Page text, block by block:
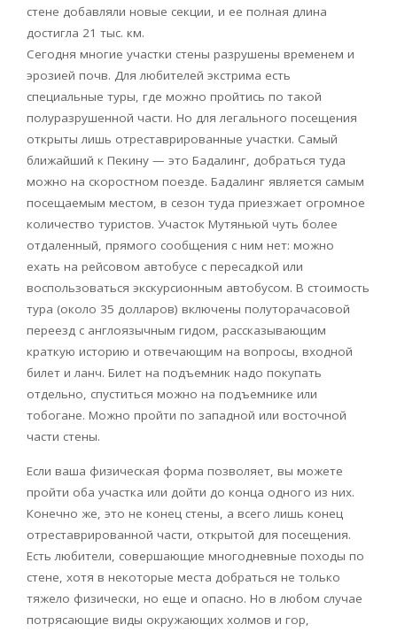
стене добавляли новые секции, и ее полная длина
достигла 21 тыс. км.
Сегодня многие участки стены разрушены временем и
эрозией почв. Для любителей экстрима есть
специальные туры, где можно пройтись по такой
полуразрушенной части. Но для легального посещения
открыты лишь отреставрированные участки. Самый
ближайший к Пекину — это Бадалинг, добраться туда
можно на скоростном поезде. Бадалинг является самым
посещаемым местом, в сезон туда приезжает огромное
количество туристов. Участок Мутяньюй чуть более
отдаленный, прямого сообщения с ним нет: можно
ехать на рейсовом автобусе с пересадкой или
воспользоваться экскурсионным автобусом. В стоимость
тура (около 35 долларов) включены полуторачасовой
переезд с англоязычным гидом, рассказывающим
краткую историю и отвечающим на вопросы, входной
билет и ланч. Билет на подъемник надо покупать
отдельно, спуститься можно на подъемнике или
тобогане. Можно пройти по западной или восточной
части стены.
Если ваша физическая форма позволяет, вы можете
пройти оба участка или дойти до конца одного из них.
Конечно же, это не конец стены, а всего лишь конец
отреставрированной части, открытой для посещения.
Есть любители, совершающие многодневные походы по
стене, хотя в некоторые места добраться не только
тяжело физически, но еще и опасно. Но в любом случае
потрясающие виды окружающих холмов и гор,